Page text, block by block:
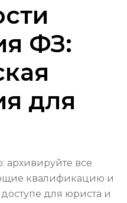
ФЗ:
для
архивируйте все
квалификацию и
для юриста и